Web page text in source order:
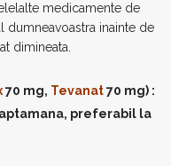
medicamente de
dumneavoastra inainte de
dimineata.
70 mg, Tevanat70 mg) :
preferabil la